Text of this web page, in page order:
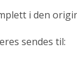
i den
sendes til: